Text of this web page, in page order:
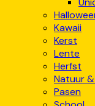
Kawaii
Kerst
Lente
Herfst
Natuur
Pasen